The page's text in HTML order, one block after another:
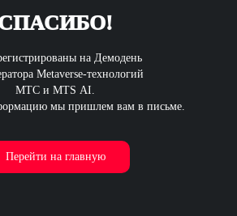
на Демодень
Metaverse-технологий
МТС и MTS AI.
мы пришлем вам в письме.
Перейти на главную